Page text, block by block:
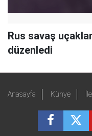
Rus savaş
düzenledi
Anasayfa Künye